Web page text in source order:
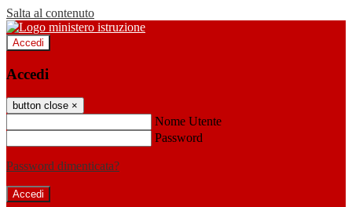
Salta al contenuto
Accedi
Accedi
button close ×
Nome Utente
Password
Password dimenticata?